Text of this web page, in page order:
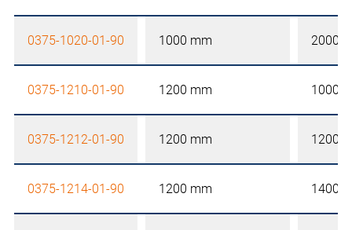
0375-1020-01-90 1000 mm 2000
0375-1210-01-90 1200 mm 1000
0375-1212-01-90 1200 mm 1200
0375-1214-01-90 1200 mm 1400